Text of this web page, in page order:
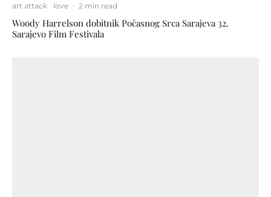
art attack love · 2 min read
Woody Harrelson dobitnik Počasnog Srca Sarajeva 32.
Sarajevo Film Festivala